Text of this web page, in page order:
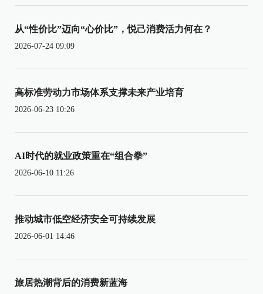
从“性价比”迈向“心价比”，悦己消费活力何在？
2026-07-24 09:09
高标准劳动力市场体系支撑未来产业培育
2026-06-23 10:26
AI时代的就业政策重在“组合拳”
2026-06-10 11:26
推动城市低空经济安全可持续发展
2026-06-01 14:46
旅居热潮背后的消费新蓝海